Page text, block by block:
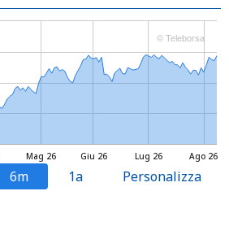
Mag 26 Lug 26
Giu 26 Ago 26
© Teleborsa
6m 1a Personalizza